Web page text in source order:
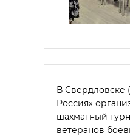
В Свердловске
Россия»
шахматный
ветеранов